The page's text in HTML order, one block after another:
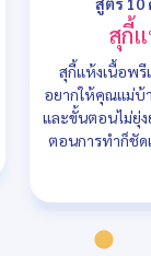
สุกี้
สุกี้แห้งเนื้อพรี
อยากให้คุณแม่บ้
และขั้นตอนไม่ยุ่
ตอนการทำก็ชัด